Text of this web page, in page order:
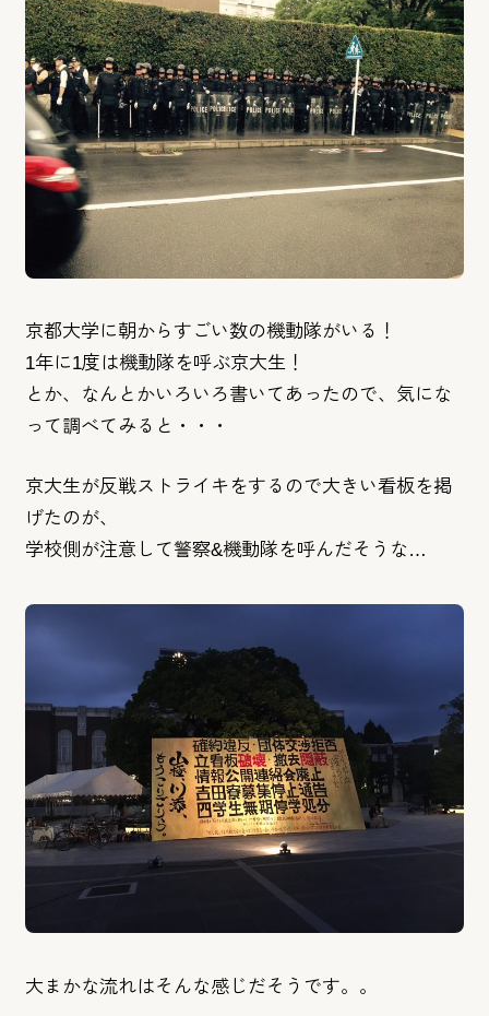
京都大学に朝からすごい数の機動隊がいる！
1年に1度は機動隊を呼ぶ京大生！
とか、なんとかいろいろ書いてあったので、 気にな
って調べてみると・・・
京大生が反戦ストライキをするので大きい看板を掲
げたのが、
学校側が注意して警察&機動隊を呼んだそうな…
大まかな流れはそんな感じだそうです。。